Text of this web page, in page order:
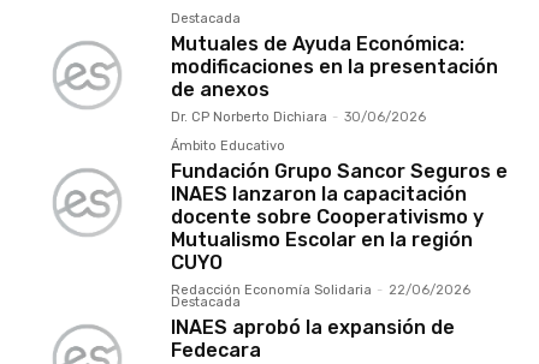
Destacada
Mutuales de Ayuda Económica:
modificaciones en la presentación
de anexos
Dr. CP Norberto Dichiara - 30/06/2026
Ámbito Educativo
Fundación Grupo Sancor Seguros e
INAES lanzaron la capacitación
docente sobre Cooperativismo y
Mutualismo Escolar en la región
CUYO
Redacción Economía Solidaria - 22/06/2026
Destacada
INAES aprobó la expansión de
Fedecara